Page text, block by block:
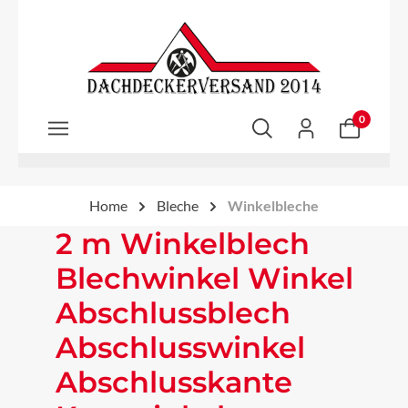
Zum Hauptinhalt springen
0
Home Bleche Winkelbleche
2 m Winkelblech
Blechwinkel Winkel
Abschlussblech
Abschlusswinkel
Abschlusskante